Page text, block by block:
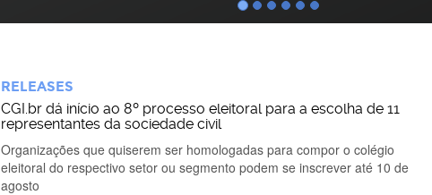
RELEASES
CGI.br dá início ao 8º processo eleitoral para a escolha de 11
representantes da sociedade civil
Organizações que quiserem ser homologadas para compor o colégio
eleitoral do respectivo setor ou segmento podem se inscrever até 10 de
agosto